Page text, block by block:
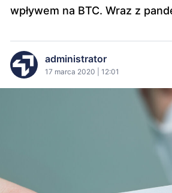
wpływem na BTC. Wraz z
administrator
17 marca 2020 | 12:01